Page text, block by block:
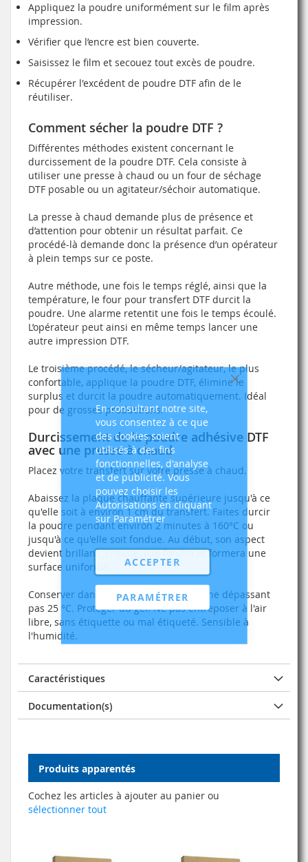
Fermer
En consultant notre site,
vous consentez à ce que
des cookies soient
utilisés à des fins
fonctionnelles, d'analyse
et de publicité. Vous
pouvez choisir les
Autorisations en cliquant
sur Paramétrer
ACCEPTER
PARAMÉTRER
Appliquez la poudre uniformément sur le film après
impression.
Vérifier que l’encre est bien couverte.
Saisissez le film et secouez tout excès de poudre.
Récupérer l'excédent de poudre DTF afin de le
réutiliser.
Comment sécher la poudre DTF ?
Différentes méthodes existent concernant le
durcissement de la poudre DTF. Cela consiste à
utiliser une presse à chaud ou un four de séchage
DTF posable ou un agitateur/séchoir automatique.
La presse à chaud demande plus de présence et
d’attention pour obtenir un résultat parfait. Ce
procédé-là demande donc la présence d’un opérateur
à plein temps sur ce poste.
Autre méthode, une fois le temps réglé, ainsi que la
température, le four pour transfert DTF durcit la
poudre. Une alarme retentit une fois le temps écoulé.
L’opérateur peut ainsi en même temps lancer une
autre impression DTF.
Le troisième procédé, le sécheur/agitateur, le plus
confortable, applique la poudre DTF, élimine le
surplus et durcit la poudre automatiquement. Idéal
pour de grosses productions.
Durcissement de la poudre adhésive DTF
avec une presse à chaud
Placez votre transfert sur votre presse à chaud.
Abaissez la plaque chauffante supérieure jusqu'à ce
qu'elle soit à environ 1 cm du transfert. Faites durcir
la poudre pendant environ 2 minutes à 160°C ou
jusqu'à ce qu'elle soit fondue. Au début, son aspect
devient brillant. Ensuite, elle fondra et formera une
surface uniforme.
Conserver dans un endroit frais et sec ne dépassant
pas 25 °C. Protéger du gel. Ne pas entreposer à l'air
libre, sans étiquette ou mal étiqueté. Sensible à
l'humidité.
Caractéristiques
Documentation(s)
Produits apparentés
Cochez les articles à ajouter au panier ou
sélectionner tout